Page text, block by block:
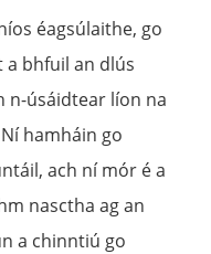
éagsúlaithe, go
bhfuil an dlús
n-úsáidtear líon na
hamháin go
ach ní mór é a
nasctha ag an
a chinntiú go